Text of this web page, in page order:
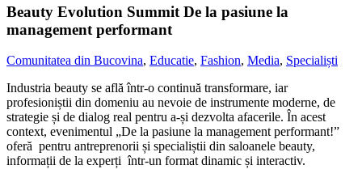
Beauty Evolution Summit De la pasiune la
management performant
Comunitatea din Bucovina, Educatie, Fashion, Media, Specialiști
Industria beauty se află într-o continuă transformare, iar
profesioniștii din domeniu au nevoie de instrumente moderne, de
strategie și de dialog real pentru a-și dezvolta afacerile. În acest
context, evenimentul „De la pasiune la management performant!”
oferă pentru antreprenorii și specialiștii din saloanele beauty,
informații de la experți într-un format dinamic și interactiv.